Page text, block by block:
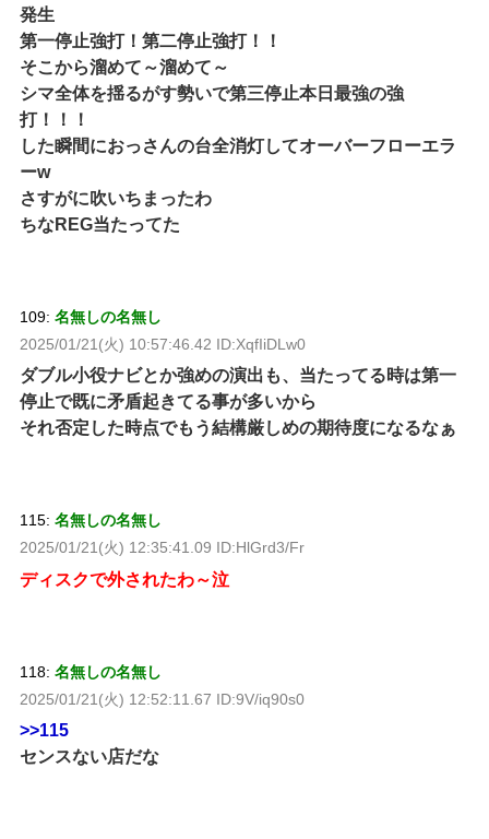
発生
第一停止強打！第二停止強打！！
そこから溜めて～溜めて～
シマ全体を揺るがす勢いで第三停止本日最強の強
打！！！
した瞬間におっさんの台全消灯してオーバーフローエラ
ーw
さすがに吹いちまったわ
ちなREG当たってた
109: 名無しの名無し
2025/01/21(火) 10:57:46.42 ID:XqfIiDLw0
ダブル小役ナビとか強めの演出も、当たってる時は第一
停止で既に矛盾起きてる事が多いから
それ否定した時点でもう結構厳しめの期待度になるなぁ
115: 名無しの名無し
2025/01/21(火) 12:35:41.09 ID:HlGrd3/Fr
ディスクで外されたわ～泣
118: 名無しの名無し
2025/01/21(火) 12:52:11.67 ID:9V/iq90s0
>>115
センスない店だな